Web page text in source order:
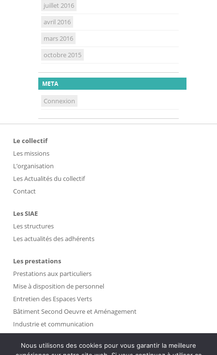
juillet 2016
avril 2016
mars 2016
octobre 2015
META
Connexion
Le collectif
Les missions
L’organisation
Les Actualités du collectif
Contact
Les SIAE
Les structures
Les actualités des adhérents
Les prestations
Prestations aux particuliers
Mise à disposition de personnel
Entretien des Espaces Verts
Bâtiment Second Oeuvre et Aménagement
Industrie et communication
Nous utilisons des cookies pour vous garantir la meilleure